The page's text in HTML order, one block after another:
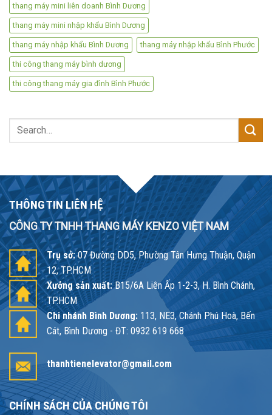
thang máy mini liên doanh Bình Dương
thang máy mini nhập khẩu Bình Dương
thang máy nhập khẩu Bình Dương thang máy nhập khẩu Bình Phước
thi công thang máy bình dương
thi công thang máy gia đình Bình Phước
Search
THÔNG TIN LIÊN HỆ
CÔNG TY TNHH THANG MÁY KENZO VIỆT NAM
Trụ sở:07 Đường DD5, Phường Tân Hưng Thuận, Quận
12, TP.HCM
Xưởng sản xuất:B15/6A Liên Ấp 1-2-3, H. Bình Chánh,
TP.HCM
Chi nhánh Bình Dương: 113, NE3, Chánh Phú Hoà, Bến
Cát, Bình Dương - ĐT: 0932 619 668
thanhtienelevator@gmail.com
CHÍNH SÁCH CỦA CHÚNG TÔI